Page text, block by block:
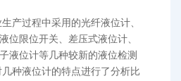
产过程中采用的光纤液位计、
位限位开关、差压式液位计、
液位计等几种较新的液位检测
种液位计的特点进行了分析比